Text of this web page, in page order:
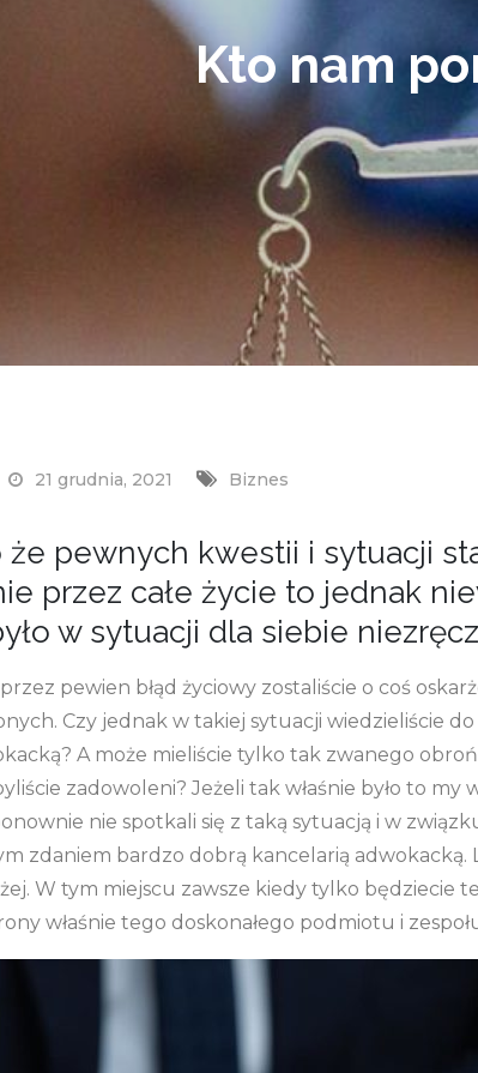
Kto nam
21 grudnia, 2021 Biznes
że pewnych kwestii i sytuacji
przez całe życie to jednak
w sytuacji dla siebie
pewien błąd życiowy zostaliście o coś
Czy jednak w takiej sytuacji wiedzieliście
A może mieliście tylko tak zwanego
zadowoleni? Jeżeli tak właśnie było to
nie spotkali się z taką sytuacją i w
zdaniem bardzo dobrą kancelarią
W tym miejscu zawsze kiedy tylko będziecie
właśnie tego doskonałego podmiotu i